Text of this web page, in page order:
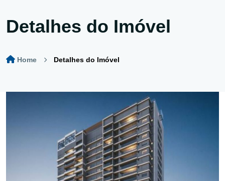
Detalhes do Imóvel
Home Detalhes do Imóvel